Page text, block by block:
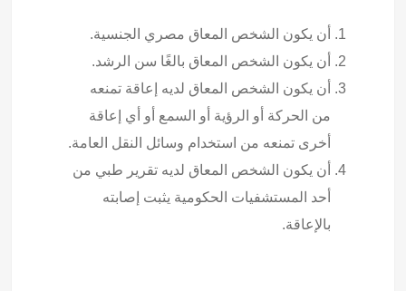
أن يكون الشخص المعاق مصري الجنسية.
أن يكون الشخص المعاق بالغًا سن الرشد.
أن يكون الشخص المعاق لديه إعاقة تمنعه
من الحركة أو الرؤية أو السمع أو أي إعاقة
أخرى تمنعه من استخدام وسائل النقل العامة.
أن يكون الشخص المعاق لديه تقرير طبي من
أحد المستشفيات الحكومية يثبت إصابته
بالإعاقة.